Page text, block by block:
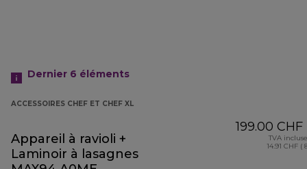
Dernier 6 éléments
ACCESSOIRES CHEF ET CHEF XL
Appareil à ravioli +
Laminoir à lasagnes
199.00 CHF
TVA
14.91 CHF (